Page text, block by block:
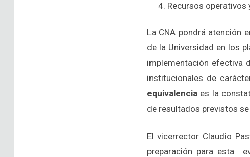
Recursos
La CNA pondrá atención
de la Universidad en los
implementación efectiva
institucionales de
equivalencia es la
de resultados previstos
El vicerrector Claudio
preparación para esta